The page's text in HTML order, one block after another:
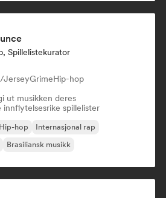
Spillelistekurator
JerseyGrimeHip-hop
ut musikken deres
spillelister
Hip-hop
Internasjonal rap
Brasiliansk musikk